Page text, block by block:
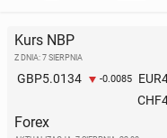
Kurs NBP
Z DNIA: 7 SIERPNIA
GBP5.0134 -0.0085 EUR
CHF
Forex